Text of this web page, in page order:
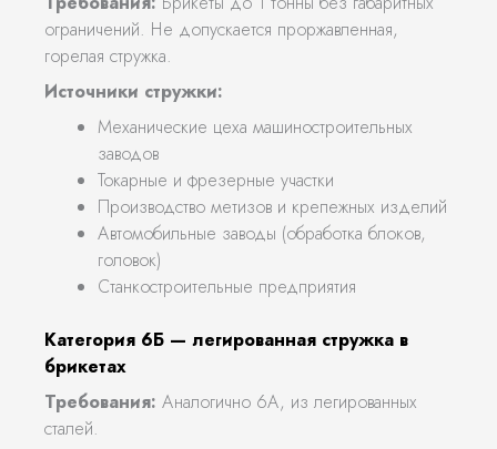
ограничений. Не допускается проржавленная,
горелая стружка.
Источники стружки:
Механические цеха машиностроительных
заводов
Токарные и фрезерные участки
Производство метизов и крепежных изделий
Автомобильные заводы (обработка блоков,
головок)
Станкостроительные предприятия
Категория 6Б — легированная стружка в
брикетах
Требования: Аналогично 6А, из легированных
сталей.